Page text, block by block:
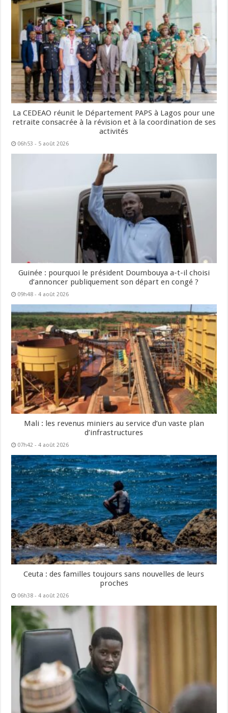
La CEDEAO réunit le Département PAPS à Lagos pour une
retraite consacrée à la révision et à la coordination de ses
activités
06h53 - 5 août 2026
Guinée : pourquoi le président Doumbouya a-t-il choisi
d’annoncer publiquement son départ en congé ?
09h48 - 4 août 2026
Mali : les revenus miniers au service d’un vaste plan
d’infrastructures
07h42 - 4 août 2026
Ceuta : des familles toujours sans nouvelles de leurs
proches
06h38 - 4 août 2026